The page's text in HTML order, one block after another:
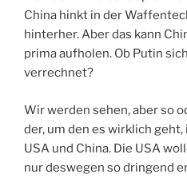
China hinkt in der
hinterher. Aber das kann
prima aufholen. Ob Putin
verrechnet?
Wir werden sehen, aber so
der, um den es wirklich
USA und China. Die USA
nur deswegen so dringend